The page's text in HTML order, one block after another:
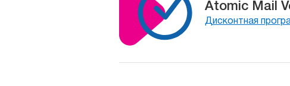
Atomic Mail
Дисконтная